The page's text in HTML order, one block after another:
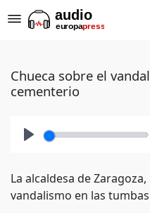
Chueca sobre el
cementerio
La alcaldesa de
vandalismo en las